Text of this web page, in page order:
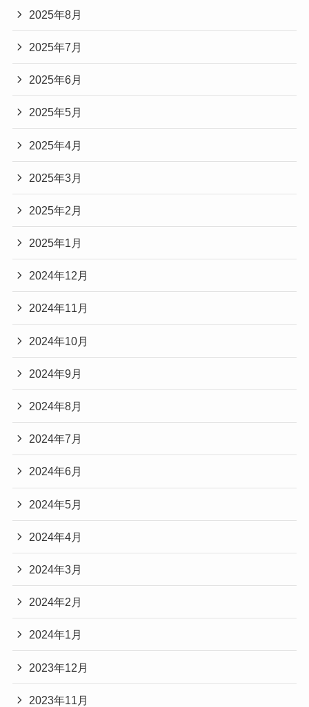
2025年8月
2025年7月
2025年6月
2025年5月
2025年4月
2025年3月
2025年2月
2025年1月
2024年12月
2024年11月
2024年10月
2024年9月
2024年8月
2024年7月
2024年6月
2024年5月
2024年4月
2024年3月
2024年2月
2024年1月
2023年12月
2023年11月